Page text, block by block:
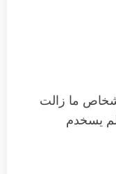
ما زالت
لم يسخدم